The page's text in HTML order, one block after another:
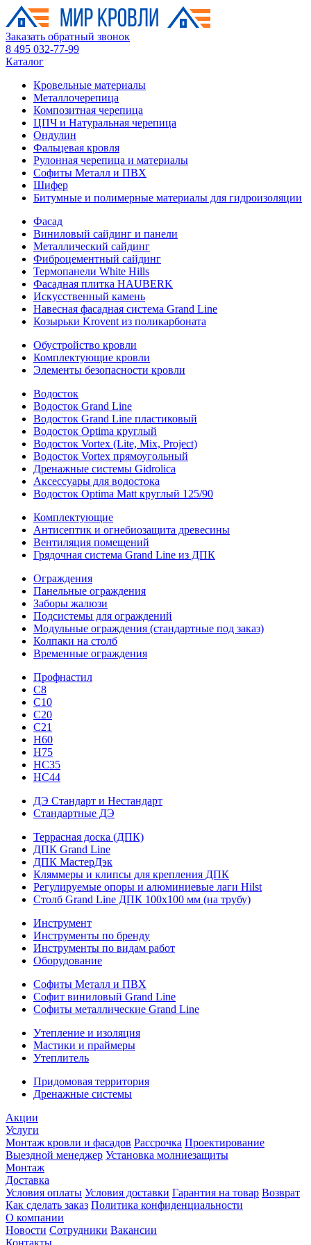
Заказать обратный звонок
8 495 032-77-99
Каталог
Кровельные материалы
Металлочерепица
Композитная черепица
ЦПЧ и Натуральная черепица
Ондулин
Фальцевая кровля
Рулонная черепица и материалы
Софиты Металл и ПВХ
Шифер
Битумные и полимерные материалы для гидроизоляции
Фасад
Виниловый сайдинг и панели
Металлический сайдинг
Фиброцементный сайдинг
Термопанели White Hills
Фасадная плитка HAUBERK
Искусственный камень
Навесная фасадная система Grand Line
Козырьки Krovent из поликарбоната
Обустройство кровли
Комплектующие кровли
Элементы безопасности кровли
Водосток
Водосток Grand Line
Водосток Grand Line пластиковый
Водосток Optima круглый
Водосток Vortex (Lite, Mix, Project)
Водосток Vortex прямоугольный
Дренажные системы Gidrolica
Аксессуары для водостока
Водосток Optima Matt круглый 125/90
Комплектующие
Антисептик и огнебиозащита древесины
Вентиляция помещений
Грядочная система Grand Line из ДПК
Ограждения
Панельные ограждения
Заборы жалюзи
Подсистемы для ограждений
Модульные ограждения (стандартные под заказ)
Колпаки на столб
Временные ограждения
Профнастил
С8
С10
С20
С21
H60
H75
HС35
НС44
ДЭ Стандарт и Нестандарт
Стандартные ДЭ
Террасная доска (ДПК)
ДПК Grand Line
ДПК МастерДэк
Кляммеры и клипсы для крепления ДПК
Регулируемые опоры и алюминиевые лаги Hilst
Столб Grand Line ДПК 100х100 мм (на трубу)
Инструмент
Инструменты по бренду
Инструменты по видам работ
Оборудование
Софиты Металл и ПВХ
Софит виниловый Grand Line
Софиты металлические Grand Line
Утепление и изоляция
Мастики и праймеры
Утеплитель
Придомовая территория
Дренажные системы
Акции
Услуги
Монтаж кровли и фасадов Рассрочка Проектирование
Выездной менеджер Установка молниезащиты
Монтаж
Доставка
Условия оплаты Условия доставки Гарантия на товар Возврат
Как сделать заказ Политика конфиденциальности
О компании
Новости Сотрудники Вакансии
Контакты